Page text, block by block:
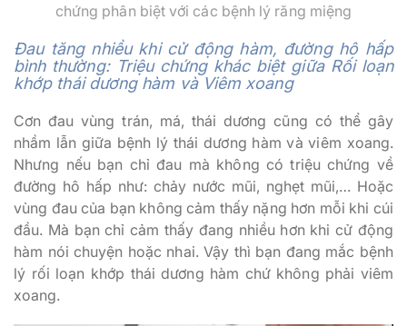
chứng phân biệt với các bệnh lý răng miệng
Đau tăng nhiều khi cử động hàm, đường hô hấp
bình thường: Triệu chứng khác biệt giữa Rối loạn
khớp thái dương hàm và Viêm xoang
Cơn đau vùng trán, má, thái dương cũng có thể gây
nhầm lẫn giữa bệnh lý thái dương hàm và viêm xoang.
Nhưng nếu bạn chỉ đau mà không có triệu chứng về
đường hô hấp như: chảy nước mũi, nghẹt mũi,… Hoặc
vùng đau của bạn không cảm thấy nặng hơn mỗi khi cúi
đầu. Mà bạn chỉ cảm thấy đang nhiều hơn khi cử động
hàm nói chuyện hoặc nhai. Vậy thì bạn đang mắc bệnh
lý rối loạn khớp thái dương hàm chứ không phải viêm
xoang.